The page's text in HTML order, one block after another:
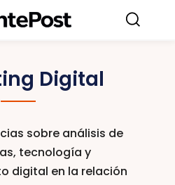
Digital
sobre análisis de
tecnología y
digital en la relación